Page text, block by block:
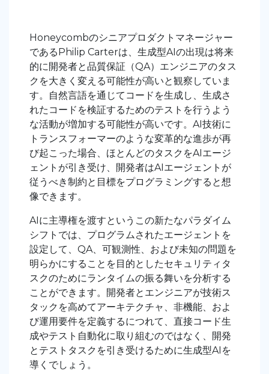
Honeycombのシニアプロダクトマネージャー
であるPhilip Carterは、生成型AIの出現は将来
的に開発者と品質保証（QA）エンジニアのタス
クを大きく変える可能性が高いと観察していま
す。自然言語を通じてコードを生成し、生成さ
れたコードを検証するためのテストを行うよう
な活動が増加する可能性が高いです。AI技術に
トランスフォーマーのような変革的な進歩が再
び起こった場合、ほとんどのタスクをAIエージ
ェントが引き受け、開発者はAIエージェントが
従うべき制約と目標をプログラミングすると想
像できます。
AIに主導権を渡すというこの新たなパラダイム
シフトでは、プログラムされたエージェントを
設定して、QA、可観測性、および未知の問題を
明らかにすることを目的としたセキュリティタ
スクのためにランタイムの振る舞いを分析する
ことができます。開発者とエンジニアが技術ス
タックを高めてアーキテクチャ、非機能、およ
び運用要件を定義するにつれて、直接コード生
成やテスト自動化に取り組むのではなく、開発
とテストタスクを引き受けるために生成型AIを
導くでしょう。